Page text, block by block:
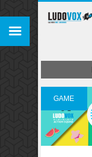
GAME
OVERVIEW